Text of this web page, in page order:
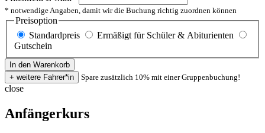
* notwendige Angaben, damit wir die Buchung richtig zuordnen können
Preisoption
Standardpreis
Ermäßigt für Schüler & Abiturienten
Gutschein
Spare zusätzlich 10% mit einer Gruppenbuchung!
close
Anfängerkurs